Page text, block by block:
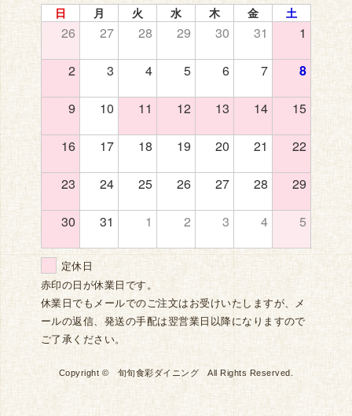
日 月 火 水 木 金 土
26 27 28 29 30 31 1
2 3 4 5 6 7 8
9 10 11 12 13 14 15
16 17 18 19 20 21 22
23 24 25 26 27 28 29
30 31 1 2 3 4 5
定休日
赤印の日が休業日です。
休業日でもメールでのご注文はお受けいたしますが、メ
ールの返信、発送の手配は翌営業日以降になりますので
ご了承ください。
Copyright © 旬旬食彩ダイニング All Rights Reserved.